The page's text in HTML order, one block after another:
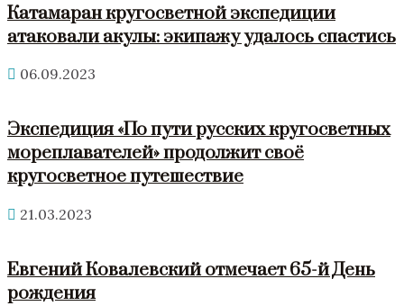
Катамаран кругосветной экспедиции
атаковали акулы: экипажу удалось спастись
06.09.2023
Экспедиция «По пути русских кругосветных
мореплавателей» продолжит своё
кругосветное путешествие
21.03.2023
Евгений Ковалевский отмечает 65-й День
рождения